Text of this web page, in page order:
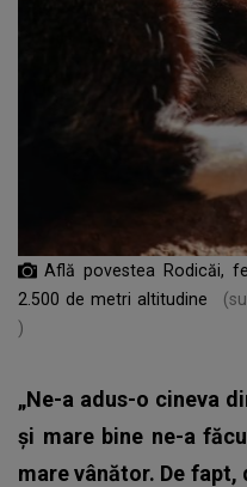
Află povestea Rodicăi,
2.500 de metri altitudine
)
„Ne-a adus-o cineva
şi mare bine ne-a
mare vânător. De fapt,